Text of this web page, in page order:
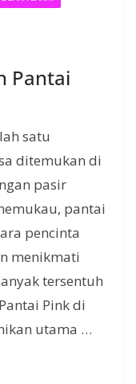
Pantai
satu
ditemukan di
pasir
pantai
pencinta
menikmati
tersentuh
Pink di
utama …